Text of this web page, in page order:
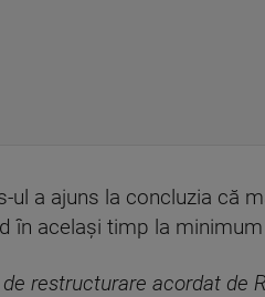
ul a ajuns la concluzia că
în acelaşi timp la
de restructurare acordat de